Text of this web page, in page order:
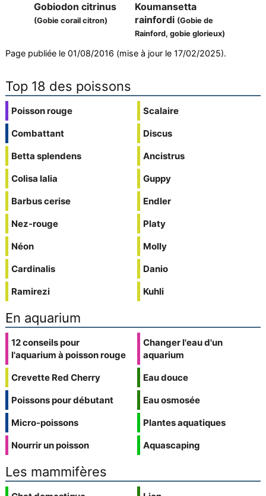
Gobiodon citrinus
(Gobie corail citron)
Koumansetta
rainfordi (Gobie de
Rainford, gobie glorieux)
Page publiée le 01/08/2016 (mise à jour le 17/02/2025).
Top 18 des poissons
Poisson rouge
Combattant
Betta splendens
Colisa lalia
Barbus cerise
Nez-rouge
Néon
Cardinalis
Ramirezi
Scalaire
Discus
Ancistrus
Guppy
Endler
Platy
Molly
Danio
Kuhli
En aquarium
12 conseils pour
l'aquarium à poisson rouge
Crevette Red Cherry
Poissons pour débutant
Micro-poissons
Nourrir un poisson
Changer l'eau d'un
aquarium
Eau douce
Eau osmosée
Plantes aquatiques
Aquascaping
Les mammifères